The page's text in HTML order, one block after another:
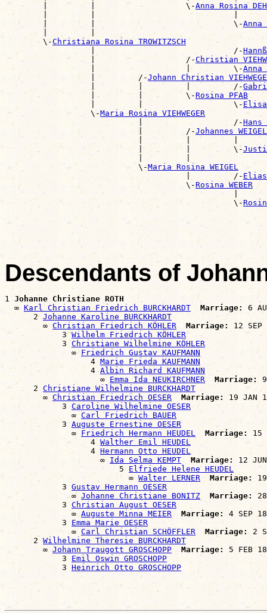
        |         |                   \-
Anna Rosina
|         |                             |
        |         |                             \-
Anna
|         |
        \-
Christiana Rosina TROWITZSCH
                  |                             /-
                  |                   /-
Christian
                  |                   |         \-
Anna
                  |         /-
Johann Christian
                  |         |         |         /-
                  |         |         \-
Rosina PFAB
                  |         |                   \-
                  \-
Maria Rosina VIEHWEGER
                            |                   /-
Hans
                            |         /-
Johannes WEIGEL
|         |         |
                            |         |         \-
                            \-
Maria Rosina WEIGEL
                                      |         /-
Elias
                                      \-
Rosina WEBER
|
                                                \-
Descendants of
1 Johanne Christiane ROTH
  ∞
Karl Christian Friedrich BURCKHARDT Marriage:
6
      2
Johanne Karoline BURCKHARDT
        ∞
Christian Friedrich KÖHLER Marriage:
12
            3
Wilhelm Friedrich KÖHLER
            3
Christiane Wilhelmine KÖHLER
              ∞
Friedrich Gustav KAUFMANN
                  4
Marie Frieda KAUFMANN
                  4
Albin Richard KAUFMANN
                    ∞
Emma Ida NEUKIRCHNER Marriage:
      2
Christiane Wilhelmine BURCKHARDT
        ∞
Christian Friedrich OESER Marriage: 19 JAN
            3
Caroline Wilhelmine OESER
              ∞
Carl Friedrich BAUER
            3
Auguste Ernestine OESER
              ∞
Friedrich Hermann HEUDEL Marriage:
15
                  4
Walther Emil HEUDEL
                  4
Hermann Otto HEUDEL
                    ∞
Ida Selma KEMPT Marriage:
12
                        5
Elfriede Helene HEUDEL
                          ∞
Walter LERNER Marriage:
            3
Gustav Hermann OESER
              ∞
Johanne Christiane BONITZ Marriage: 28
            3
Christian August OESER
              ∞
Auguste Minna MEIER Marriage:
4 SEP
            3
Emma Marie OESER
              ∞
Carl Christian SCHÖFFLER Marriage: 2
      2
Wilhelmine Theresie BURCKHARDT
        ∞
Johann Traugott GROSCHOPP Marriage:
5 FEB
            3
Emil Oswin GROSCHOPP
            3
Heinrich Otto GROSCHOPP